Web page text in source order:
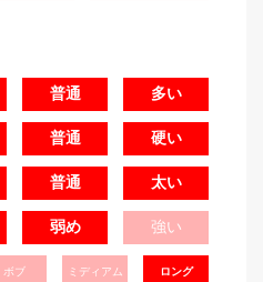
普通 多い
普通 硬い
普通 太い
弱め 強い
ボブ ミディアム ロング